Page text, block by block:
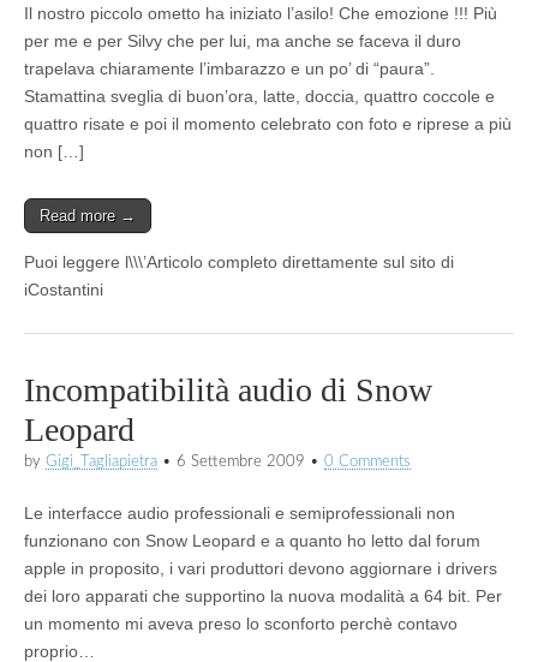
Il nostro piccolo ometto ha iniziato l’asilo! Che emozione !!! Più
per me e per Silvy che per lui, ma anche se faceva il duro
trapelava chiaramente l’imbarazzo e un po’ di “paura”.
Stamattina sveglia di buon’ora, latte, doccia, quattro coccole e
quattro risate e poi il momento celebrato con foto e riprese a più
non […]
Read more →
Puoi leggere l\\\’Articolo completo direttamente sul sito di
iCostantini
Incompatibilità audio di Snow
Leopard
by Gigi_Tagliapietra • 6 Settembre 2009 • 0 Comments
Le interfacce audio professionali e semiprofessionali non
funzionano con Snow Leopard e a quanto ho letto dal forum
apple in proposito, i vari produttori devono aggiornare i drivers
dei loro apparati che supportino la nuova modalità a 64 bit. Per
un momento mi aveva preso lo sconforto perchè contavo
proprio…